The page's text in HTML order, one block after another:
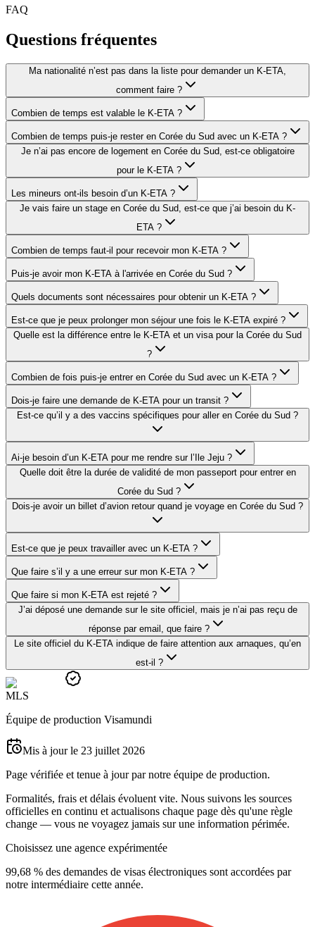
FAQ
Questions fréquentes
Ma nationalité n’est pas dans la liste pour demander un K-ETA,
comment faire ?
Combien de temps est valable le K-ETA ?
Combien de temps puis-je rester en Corée du Sud avec un K-ETA ?
Je n’ai pas encore de logement en Corée du Sud, est-ce obligatoire
pour le K-ETA ?
Les mineurs ont-ils besoin d’un K-ETA ?
Je vais faire un stage en Corée du Sud, est-ce que j’ai besoin du K-
ETA ?
Combien de temps faut-il pour recevoir mon K-ETA ?
Puis-je avoir mon K-ETA à l'arrivée en Corée du Sud ?
Quels documents sont nécessaires pour obtenir un K-ETA ?
Est-ce que je peux prolonger mon séjour une fois le K-ETA expiré ?
Quelle est la différence entre le K-ETA et un visa pour la Corée du Sud
?
Combien de fois puis-je entrer en Corée du Sud avec un K-ETA ?
Dois-je faire une demande de K-ETA pour un transit ?
Est-ce qu’il y a des vaccins spécifiques pour aller en Corée du Sud ?
Ai-je besoin d’un K-ETA pour me rendre sur l’Ile Jeju ?
Quelle doit être la durée de validité de mon passeport pour entrer en
Corée du Sud ?
Dois-je avoir un billet d’avion retour quand je voyage en Corée du Sud ?
Est-ce que je peux travailler avec un K-ETA ?
Que faire s’il y a une erreur sur mon K-ETA ?
Que faire si mon K-ETA est rejeté ?
J’ai déposé une demande sur le site officiel, mais je n’ai pas reçu de
réponse par email, que faire ?
Le site officiel du K-ETA indique de faire attention aux arnaques, qu’en
est-il ?
MLS
Équipe de production Visamundi
Mis à jour le 23 juillet 2026
Page vérifiée et tenue à jour par notre équipe de production.
Formalités, frais et délais évoluent vite. Nous suivons les sources
officielles en continu et actualisons chaque page dès qu'une règle
change — vous ne voyagez jamais sur une information périmée.
Choisissez une agence expérimentée
99,68 % des demandes de visas électroniques sont accordées par
notre intermédiaire cette année.